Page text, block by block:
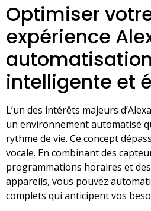
Optimiser
expérience
automatisation
intelligente et
L’un des intérêts majeurs
un environnement automatisé
rythme de vie. Ce concept
vocale. En combinant des
programmations horaires et
appareils, vous pouvez
complets qui anticipent vos